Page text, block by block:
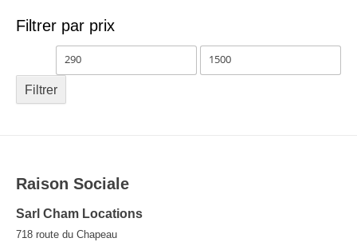
Filtrer par prix
Prix
min
Prix
Filtrer
Raison Sociale
Sarl Cham Locations
718 route du Chapeau